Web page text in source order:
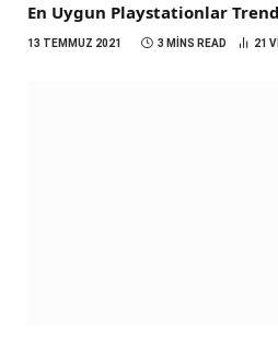
En Uygun Playstationlar
13 TEMMUZ 2021 3 MINS READ 21